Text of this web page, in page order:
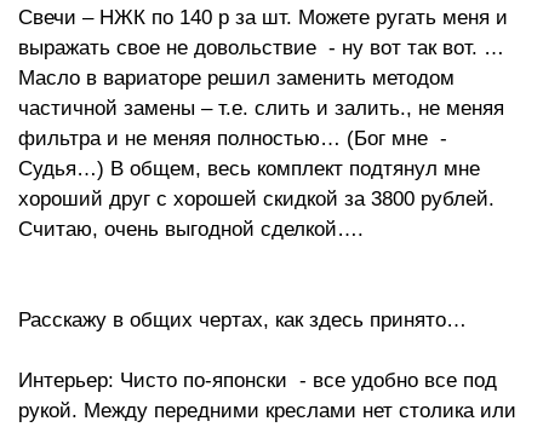
Свечи – НЖК по 140 р за шт. Можете ругать меня и
выражать свое не довольствие - ну вот так вот. …
Масло в вариаторе решил заменить методом
частичной замены – т.е. слить и залить., не меняя
фильтра и не меняя полностью… (Бог мне -
Судья…) В общем, весь комплект подтянул мне
хороший друг с хорошей скидкой за 3800 рублей.
Считаю, очень выгодной сделкой….
Расскажу в общих чертах, как здесь принято…
Интерьер: Чисто по-японски - все удобно все под
рукой. Между передними креслами нет столика или